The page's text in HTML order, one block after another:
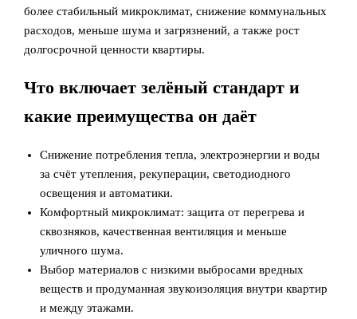
более стабильный микроклимат, снижение коммунальных
расходов, меньше шума и загрязнений, а также рост
долгосрочной ценности квартиры.
Что включает зелёный стандарт и
какие преимущества он даёт
Снижение потребления тепла, электроэнергии и воды
за счёт утепления, рекуперации, светодиодного
освещения и автоматики.
Комфортный микроклимат: защита от перегрева и
сквозняков, качественная вентиляция и меньше
уличного шума.
Выбор материалов с низкими выбросами вредных
веществ и продуманная звукоизоляция внутри квартир
и между этажами.